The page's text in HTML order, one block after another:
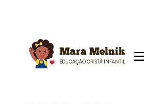
Mara Melnik
EDUCAÇÃO CRISTÃ INFANTIL